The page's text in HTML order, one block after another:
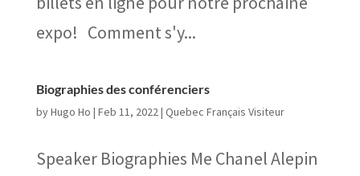
expo! Comment s'y...
Biographies des conférenciers
byHugo Ho | Feb 11, 2022| Quebec Français Visiteur
Speaker Biographies Me Chanel Alepin